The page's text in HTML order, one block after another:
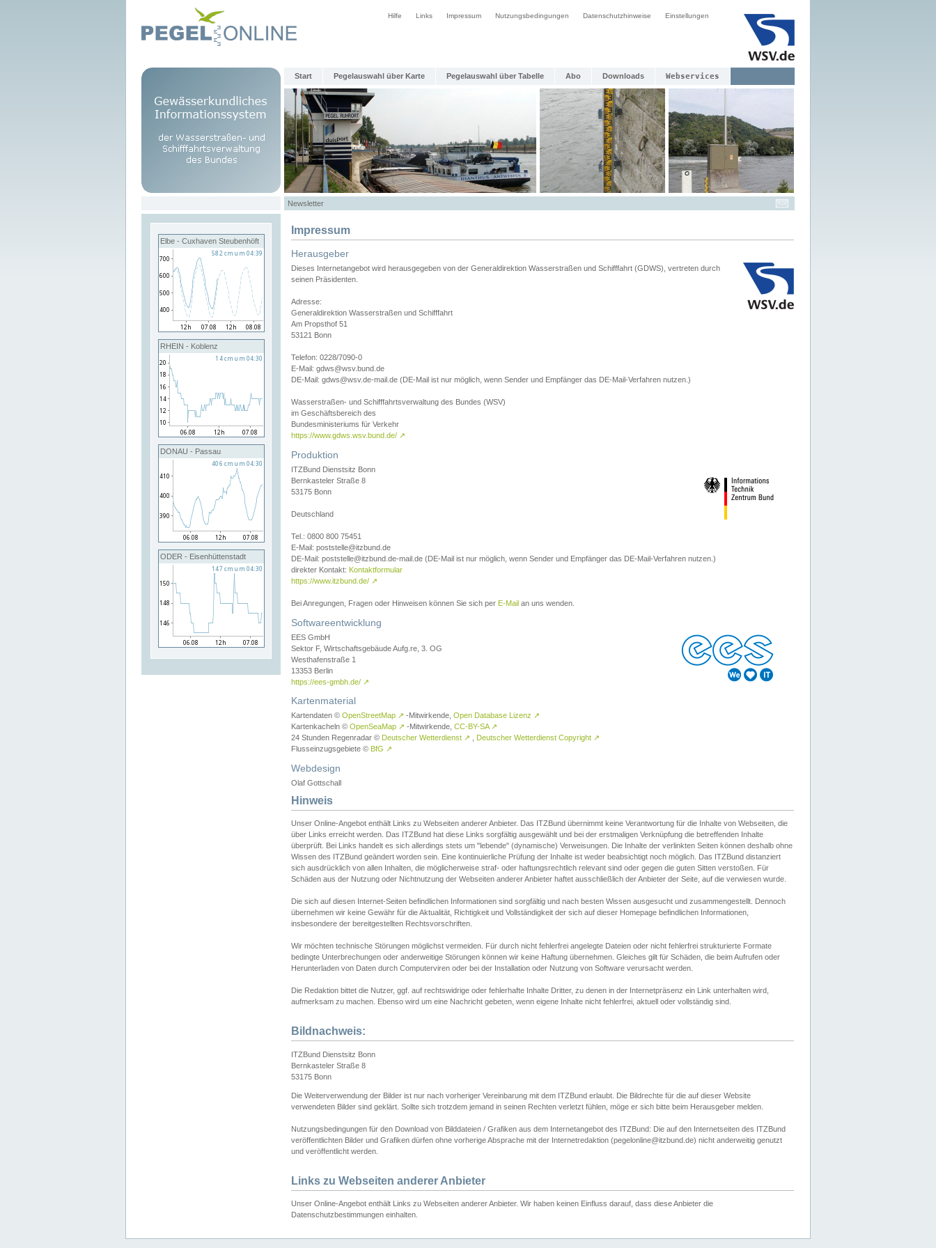
Hilfe Links Impressum Nutzungsbedingungen Datenschutzhinweise Einstellungen
Start Pegelauswahl über Karte Pegelauswahl über Tabelle Abo Downloads Webservices
Newsletter
Elbe - Cuxhaven Steubenhöft
RHEIN - Koblenz
DONAU - Passau
ODER - Eisenhüttenstadt
Impressum
Herausgeber
Dieses Internetangebot wird herausgegeben von der Generaldirektion Wasserstraßen und Schifffahrt (GDWS), vertreten durch
seinen Präsidenten.
Adresse:
Generaldirektion Wasserstraßen und Schifffahrt
Am Propsthof 51
53121 Bonn
Telefon: 0228/7090-0
E-Mail: gdws@wsv.bund.de
DE-Mail: gdws@wsv.de-mail.de (DE-Mail ist nur möglich, wenn Sender und Empfänger das DE-Mail-Verfahren nutzen.)
Wasserstraßen- und Schifffahrtsverwaltung des Bundes (WSV)
im Geschäftsbereich des
Bundesministeriums für Verkehr
https://www.gdws.wsv.bund.de/ ↗
Produktion
ITZBund Dienstsitz Bonn
Bernkasteler Straße 8
53175 Bonn
Deutschland
Tel.: 0800 800 75451
E-Mail: poststelle@itzbund.de
DE-Mail: poststelle@itzbund.de-mail.de (DE-Mail ist nur möglich, wenn Sender und Empfänger das DE-Mail-Verfahren nutzen.)
direkter Kontakt: Kontaktformular
https://www.itzbund.de/ ↗
Bei Anregungen, Fragen oder Hinweisen können Sie sich per E-Mail an uns wenden.
Softwareentwicklung
EES GmbH
Sektor F, Wirtschaftsgebäude Aufg.re, 3. OG
Westhafenstraße 1
13353 Berlin
https://ees-gmbh.de/ ↗
Kartenmaterial
Kartendaten © OpenStreetMap ↗ -Mitwirkende, Open Database Lizenz ↗
Kartenkacheln © OpenSeaMap ↗ -Mitwirkende, CC-BY-SA ↗
24 Stunden Regenradar © Deutscher Wetterdienst ↗ Deutscher Wetterdienst Copyright ↗
Flusseinzugsgebiete © BfG ↗
Webdesign
Olaf Gottschall
Hinweis
Unser Online-Angebot enthält Links zu Webseiten anderer Anbieter. Das ITZBund übernimmt keine Verantwortung für die Inhalte von Webseiten, die
über Links erreicht werden. Das ITZBund hat diese Links sorgfältig ausgewählt und bei der erstmaligen Verknüpfung die betreffenden Inhalte
überprüft. Bei Links handelt es sich allerdings stets um "lebende" (dynamische) Verweisungen. Die Inhalte der verlinkten Seiten können deshalb ohne
Wissen des ITZBund geändert worden sein. Eine kontinuierliche Prüfung der Inhalte ist weder beabsichtigt noch möglich. Das ITZBund distanziert
sich ausdrücklich von allen Inhalten, die möglicherweise straf- oder haftungsrechtlich relevant sind oder gegen die guten Sitten verstoßen. Für
Schäden aus der Nutzung oder Nichtnutzung der Webseiten anderer Anbieter haftet ausschließlich der Anbieter der Seite, auf die verwiesen wurde.
Die sich auf diesen Internet-Seiten befindlichen Informationen sind sorgfältig und nach besten Wissen ausgesucht und zusammengestellt. Dennoch
übernehmen wir keine Gewähr für die Aktualität, Richtigkeit und Vollständigkeit der sich auf dieser Homepage befindlichen Informationen,
insbesondere der bereitgestellten Rechtsvorschriften.
Wir möchten technische Störungen möglichst vermeiden. Für durch nicht fehlerfrei angelegte Dateien oder nicht fehlerfrei strukturierte Formate
bedingte Unterbrechungen oder anderweitige Störungen können wir keine Haftung übernehmen. Gleiches gilt für Schäden, die beim Aufrufen oder
Herunterladen von Daten durch Computerviren oder bei der Installation oder Nutzung von Software verursacht werden.
Die Redaktion bittet die Nutzer, ggf. auf rechtswidrige oder fehlerhafte Inhalte Dritter, zu denen in der Internetpräsenz ein Link unterhalten wird,
aufmerksam zu machen. Ebenso wird um eine Nachricht gebeten, wenn eigene Inhalte nicht fehlerfrei, aktuell oder vollständig sind.
Bildnachweis:
ITZBund Dienstsitz Bonn
Bernkasteler Straße 8
53175 Bonn
Die Weiterverwendung der Bilder ist nur nach vorheriger Vereinbarung mit dem ITZBund erlaubt. Die Bildrechte für die auf dieser Website
verwendeten Bilder sind geklärt. Sollte sich trotzdem jemand in seinen Rechten verletzt fühlen, möge er sich bitte beim Herausgeber melden.
Nutzungsbedingungen für den Download von Bilddateien / Grafiken aus dem Internetangebot des ITZBund: Die auf den Internetseiten des ITZBund
veröffentlichten Bilder und Grafiken dürfen ohne vorherige Absprache mit der Internetredaktion (pegelonline@itzbund.de) nicht anderweitig genutzt
und veröffentlicht werden.
Links zu Webseiten anderer Anbieter
Unser Online-Angebot enthält Links zu Webseiten anderer Anbieter. Wir haben keinen Einfluss darauf, dass diese Anbieter die
Datenschutzbestimmungen einhalten.